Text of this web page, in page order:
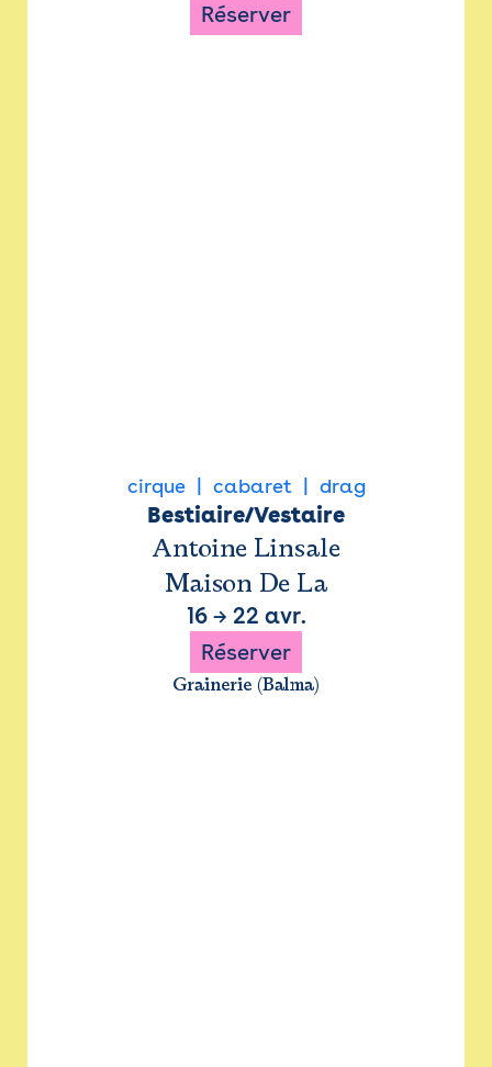
Réserver
cirque cabaret drag
Bestiaire/Vestaire
Antoine Linsale
Maison De La
16→ 22 avr.
Réserver
Grainerie (Balma)